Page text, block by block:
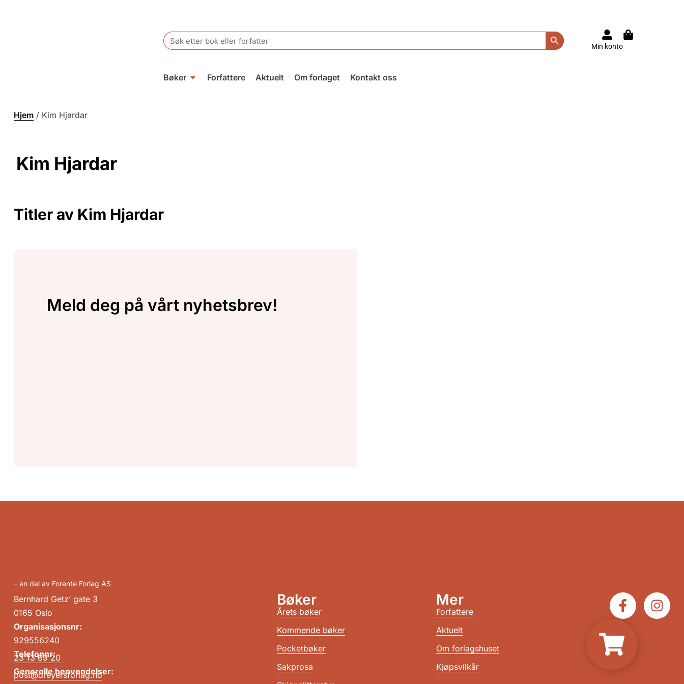
Search
for:
Search Button
Min konto
Bøker Forfattere Aktuelt Om forlaget Kontakt oss
Hjem / Kim Hjardar
Kim Hjardar
Titler av Kim Hjardar
Meld deg på vårt nyhetsbrev!
– en del av Forente Forlag AS
Bernhard Getz’ gate 3
0165 Oslo
Organisasjonsnr:
929556240
Telefonnr:
23 13 69 20
Generelle henvendelser:
post@dreyersforlag.no
Bøker
Årets bøker
Kommende bøker
Pocketbøker
Sakprosa
Mer
Forfattere
Aktuelt
Om forlagshuset
Kjøpsvilkår